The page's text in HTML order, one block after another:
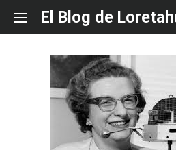
content
El Blog de